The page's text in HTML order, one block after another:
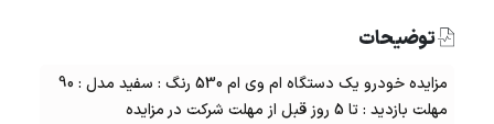
توضیحات
مزایده خودرو یک دستگاه ام وی ام 530 رنگ : سفید مدل : 90
مهلت بازدید : تا 5 روز قبل از مهلت شرکت در مزایده